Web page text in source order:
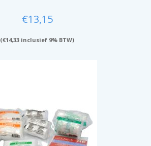
€13,15
(€14,33 inclusief 9% BTW)